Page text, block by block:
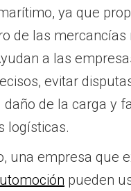
ya que
de las mercancías
a las
evitar
daño de la carga y
logísticas.
una empresa que
pueden